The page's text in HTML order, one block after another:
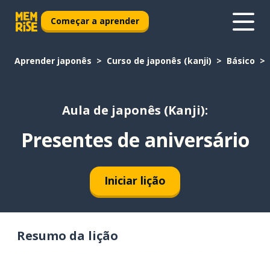
Começar a aprender
Aprender japonês Curso de japonês (kanji) Básico
Aula de japonês (Kanji):
Presentes de aniversário
Iniciar lição
Resumo da lição